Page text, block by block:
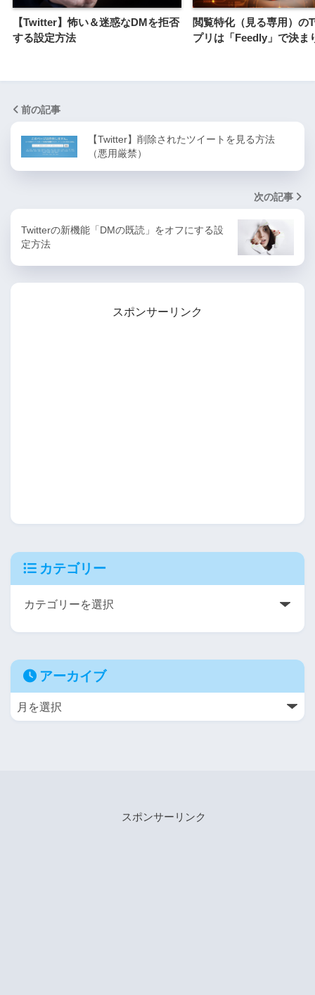
【Twitter】怖い＆迷惑なDMを拒否
する設定方法
閲覧特化（見る専用）の
プリは「Feedly」で決ま
前の記事
【Twitter】削除されたツイートを見る方法
（悪用厳禁）
次の記事
Twitterの新機能「DMの既読」をオフにする設
定方法
スポンサーリンク
カテゴリー
アーカイブ
スポンサーリンク